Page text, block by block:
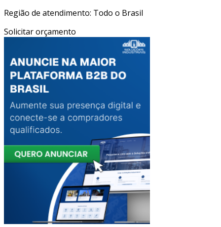
Região de atendimento: Todo o Brasil
Solicitar orçamento